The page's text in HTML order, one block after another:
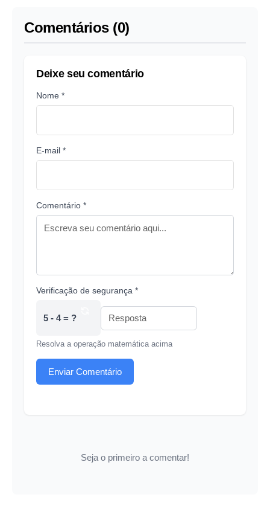
Comentários (0)
Deixe seu comentário
Nome *
E-mail *
Comentário *
Verificação de segurança *
5 - 4 = ?
Resolva a operação matemática acima
Enviar Comentário
Seja o primeiro a comentar!